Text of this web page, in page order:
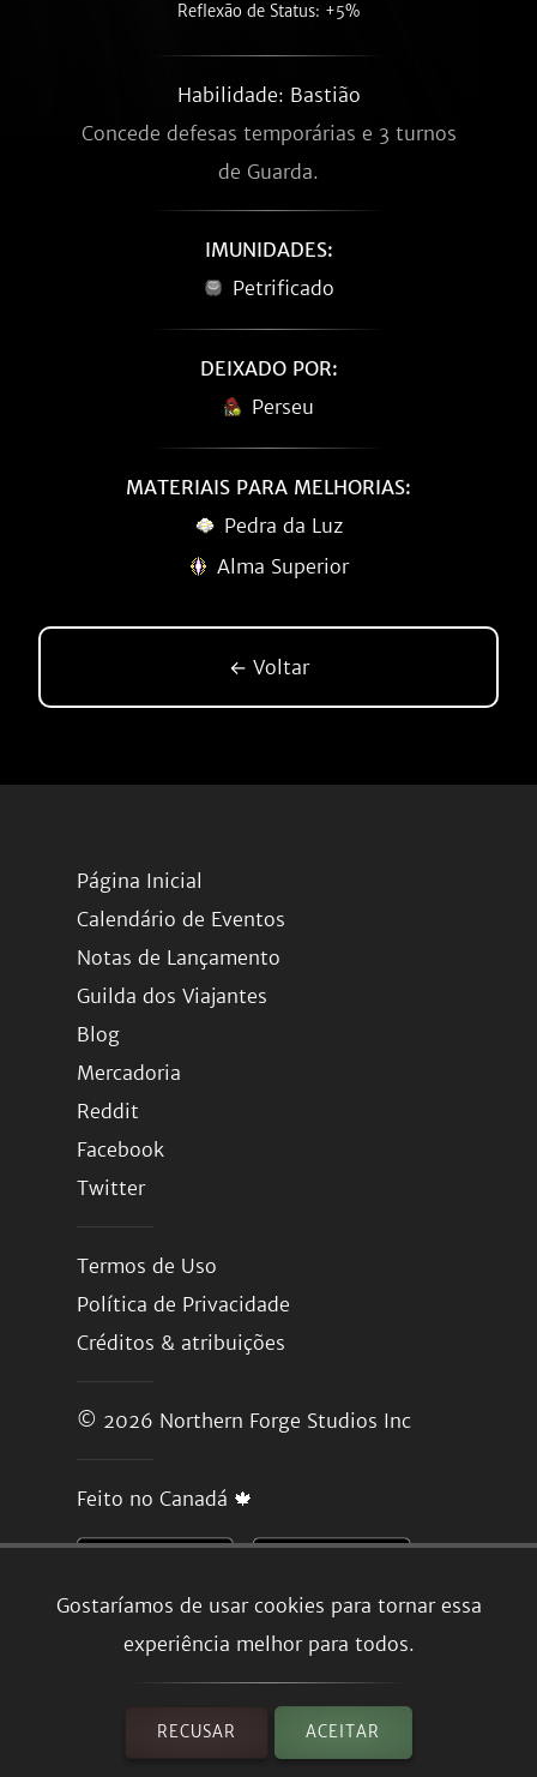
Gostaríamos de usar cookies para tornar essa
experiência melhor para todos.
RECUSAR ACEITAR
Reflexão de Status: +5%
Habilidade: Bastião
Concede defesas temporárias e 3 turnos
de Guarda.
IMUNIDADES:
Petrificado
DEIXADO POR:
Perseu
MATERIAIS PARA MELHORIAS:
Pedra da Luz
Alma Superior
← Voltar
Página Inicial
Calendário de Eventos
Notas de Lançamento
Guilda dos Viajantes
Blog
Mercadoria
Reddit
Facebook
Twitter
Termos de Uso
Política de Privacidade
Créditos & atribuições
© 2026 Northern Forge Studios Inc
Feito no Canadá 🍁